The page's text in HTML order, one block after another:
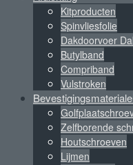
Kitproducten
Spinvliesfolie
Dakdoorvoer
Butylband
Compriband
Vulstroken
Zelfborende
Houtschroeven
Lijmen